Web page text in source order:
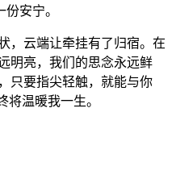
安宁。
，云端让牵挂有了归宿。在
明亮，我们的思念永远鲜
只要指尖轻触，就能与你
将温暖我一生。